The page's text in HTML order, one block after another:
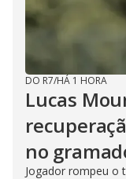
DO R7/HÁ 1 HORA
Lucas
no
Jogador rompeu o